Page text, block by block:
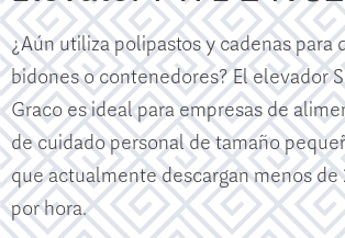
¿Aún utiliza polipastos y cadenas para
bidones o contenedores? El elevador
Graco es ideal para empresas de
de cuidado personal de tamaño
que actualmente descargan menos
por hora.